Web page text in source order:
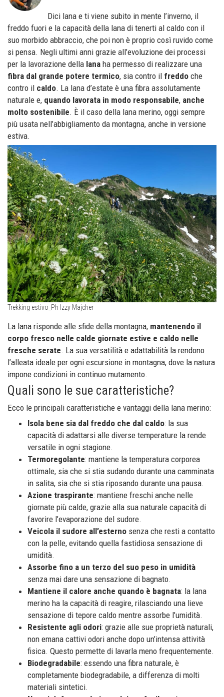
Dici lana e ti viene subito in mente l’inverno, il
freddo fuori e la capacità della lana di tenerti al caldo con il
suo morbido abbraccio, che poi non è proprio così ruvido come
si pensa. Negli ultimi anni grazie all’evoluzione dei processi
per la lavorazione della lana ha permesso di realizzare una
fibra dal grande potere termico, sia contro il freddo che
contro il caldo. La lana d’estate è una fibra assolutamente
naturale e, quando lavorata in modo responsabile, anche
molto sostenibile. È il caso della lana merino, oggi sempre
più usata nell’abbigliamento da montagna, anche in versione
estiva.
Trekking estivo_Ph Izzy Majcher
La lana risponde alle sfide della montagna, mantenendo il
corpo fresco nelle calde giornate estive e caldo nelle
fresche serate. La sua versatilità e adattabilità la rendono
l’alleata ideale per ogni escursione in montagna, dove la natura
impone condizioni in continuo mutamento.
Quali sono le sue caratteristiche?
Ecco le principali caratteristiche e vantaggi della lana merino:
Isola bene sia dal freddo che dal caldo: la sua
capacità di adattarsi alle diverse temperature la rende
versatile in ogni stagione.
Termoregolante: mantiene la temperatura corporea
ottimale, sia che si stia sudando durante una camminata
in salita, sia che si stia riposando durante una pausa.
Azione traspirante: mantiene freschi anche nelle
giornate più calde, grazie alla sua naturale capacità di
favorire l’evaporazione del sudore.
Veicola il sudore all’esterno senza che resti a contatto
con la pelle, evitando quella fastidiosa sensazione di
umidità.
Assorbe fino a un terzo del suo peso in umidità
senza mai dare una sensazione di bagnato.
Mantiene il calore anche quando è bagnata: la lana
merino ha la capacità di reagire, rilasciando una lieve
sensazione di tepore caldo mentre assorbe l’umidità.
Resistente agli odori: grazie alle sue proprietà naturali,
non emana cattivi odori anche dopo un’intensa attività
fisica. Questo permette di lavarla meno frequentemente.
Biodegradabile: essendo una fibra naturale, è
completamente biodegradabile, a differenza di molti
materiali sintetici.